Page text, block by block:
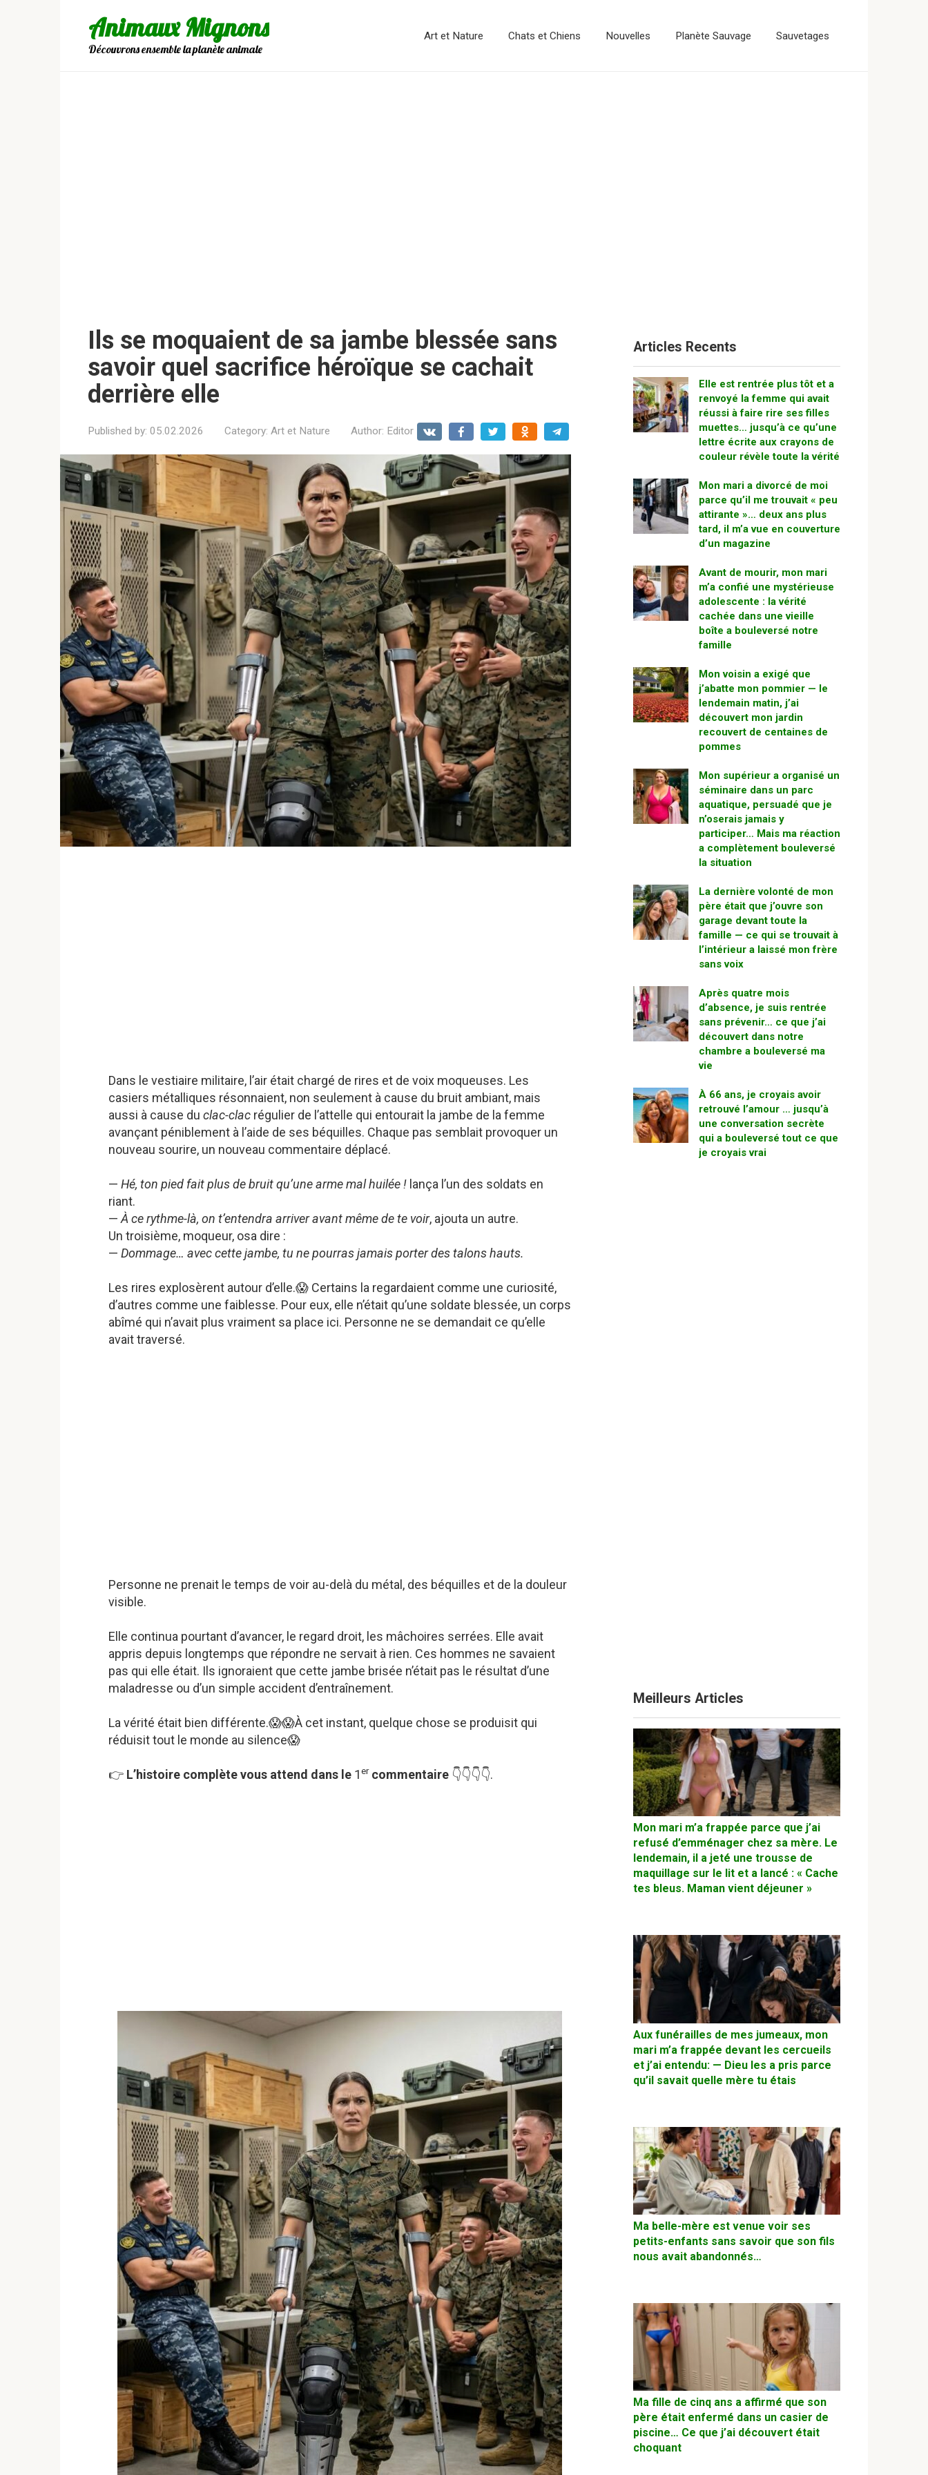
Animaux Mignons
Découvrons ensemble la planète animale
Art et Nature Chats et Chiens Nouvelles Planète Sauvage Sauvetages
Ils se moquaient de sa jambe blessée sans
savoir quel sacrifice héroïque se cachait
derrière elle
Published by: 05.02.2026 Category: Art et Nature Author: Editor
Dans le vestiaire militaire, l’air était chargé de rires et de voix moqueuses. Les
casiers métalliques résonnaient, non seulement à cause du bruit ambiant, mais
aussi à cause du clac-clac régulier de l’attelle qui entourait la jambe de la femme
avançant péniblement à l’aide de ses béquilles. Chaque pas semblait provoquer un
nouveau sourire, un nouveau commentaire déplacé.
— Hé, ton pied fait plus de bruit qu’une arme mal huilée ! lança l’un des soldats en
riant.
— À ce rythme-là, on t’entendra arriver avant même de te voir, ajouta un autre.
Un troisième, moqueur, osa dire :
— Dommage… avec cette jambe, tu ne pourras jamais porter des talons hauts.
Les rires explosèrent autour d’elle.😱 Certains la regardaient comme une curiosité,
d’autres comme une faiblesse. Pour eux, elle n’était qu’une soldate blessée, un corps
abîmé qui n’avait plus vraiment sa place ici. Personne ne se demandait ce qu’elle
avait traversé.
Personne ne prenait le temps de voir au-delà du métal, des béquilles et de la douleur
visible.
Elle continua pourtant d’avancer, le regard droit, les mâchoires serrées. Elle avait
appris depuis longtemps que répondre ne servait à rien. Ces hommes ne savaient
pas qui elle était. Ils ignoraient que cette jambe brisée n’était pas le résultat d’une
maladresse ou d’un simple accident d’entraînement.
La vérité était bien différente.😱😱À cet instant, quelque chose se produisit qui
réduisit tout le monde au silence😱
👉 L’histoire complète vous attend dans le 1ercommentaire 👇👇👇👇.
Articles Recents
Elle est rentrée plus tôt et a
renvoyé la femme qui avait
réussi à faire rire ses filles
muettes… jusqu’à ce qu’une
lettre écrite aux crayons de
couleur révèle toute la vérité
Mon mari a divorcé de moi
parce qu’il me trouvait « peu
attirante »… deux ans plus
tard, il m’a vue en couverture
d’un magazine
Avant de mourir, mon mari
m’a confié une mystérieuse
adolescente : la vérité
cachée dans une vieille
boîte a bouleversé notre
famille
Mon voisin a exigé que
j’abatte mon pommier — le
lendemain matin, j’ai
découvert mon jardin
recouvert de centaines de
pommes
Mon supérieur a organisé un
séminaire dans un parc
aquatique, persuadé que je
n’oserais jamais y
participer… Mais ma réaction
a complètement bouleversé
la situation
La dernière volonté de mon
père était que j’ouvre son
garage devant toute la
famille — ce qui se trouvait à
l’intérieur a laissé mon frère
sans voix
Après quatre mois
d’absence, je suis rentrée
sans prévenir… ce que j’ai
découvert dans notre
chambre a bouleversé ma
vie
À 66 ans, je croyais avoir
retrouvé l’amour … jusqu’à
une conversation secrète
qui a bouleversé tout ce que
je croyais vrai
Meilleurs Articles
Mon mari m’a frappée parce que j’ai
refusé d’emménager chez sa mère. Le
lendemain, il a jeté une trousse de
maquillage sur le lit et a lancé : « Cache
tes bleus. Maman vient déjeuner »
Aux funérailles de mes jumeaux, mon
mari m’a frappée devant les cercueils
et j’ai entendu: — Dieu les a pris parce
qu’il savait quelle mère tu étais
Ma belle-mère est venue voir ses
petits-enfants sans savoir que son fils
nous avait abandonnés…
Ma fille de cinq ans a affirmé que son
père était enfermé dans un casier de
piscine… Ce que j’ai découvert était
choquant